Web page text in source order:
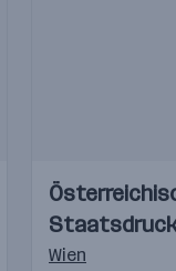
Videos
Einblicke
Einblicke
(OeSD)
Wien